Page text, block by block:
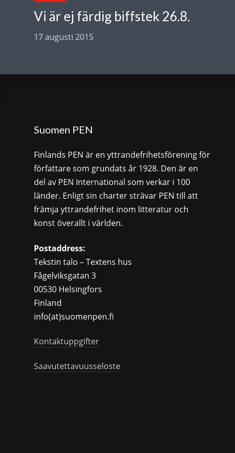
Vi är ej färdig biffstek 26.8.
17 augusti 2015
Suomen PEN
Finlands PEN är en yttrandefrihetsförening för
författare som grundats år 1928. Den är en
del av PEN International som verkar i 100
länder. Enligt sin charter strävar PEN till att
främja yttrandefrihet inom litteratur och
konst överallt i världen.
Postaddress:
Tekstin talo – Textens hus
Fågelviksgatan 3
00530 Helsingfors
Finland
info(at)suomenpen.fi
Kontaktuppgifter
Saavutettavuusseloste